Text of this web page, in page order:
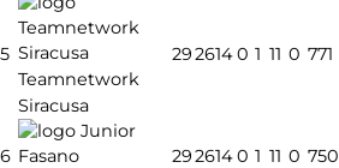
5
Teamnetwork
Siracusa
2926140 1 11 0 771
6
2926140 1 11 0 750